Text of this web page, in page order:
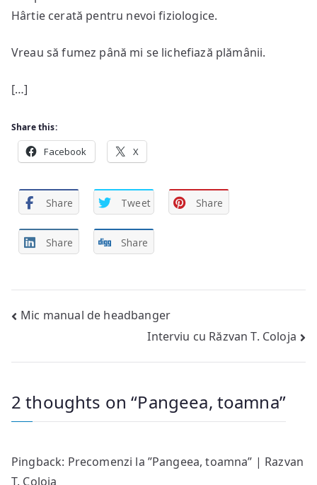
Hârtie cerată pentru nevoi fiziologice.
Vreau să fumez până mi se lichefiază plămânii.
[…]
Share this:
Facebook X
Share Tweet Share
Share Share
Post
Mic manual de headbanger
Interviu cu Răzvan T. Coloja
2 thoughts on “Pangeea, toamna”
Pingback: Precomenzi la ”Pangeea, toamna” | Razvan
T. Coloja